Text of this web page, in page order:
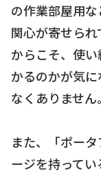
の作業部屋用
関心が寄せら
からこそ、使
かるのかが気
なくありません。
また、「ポー
ージを持って